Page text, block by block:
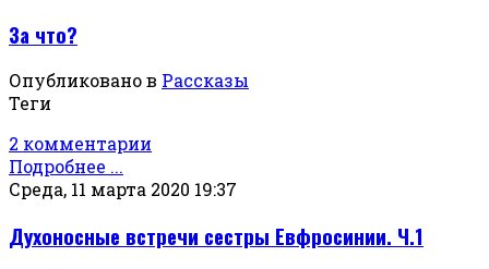
За что?
Опубликовано в Рассказы
Теги
2 комментарии
Подробнее ...
Среда, 11 марта 2020 19:37
Духоносные встречи сестры Евфросинии. Ч.1